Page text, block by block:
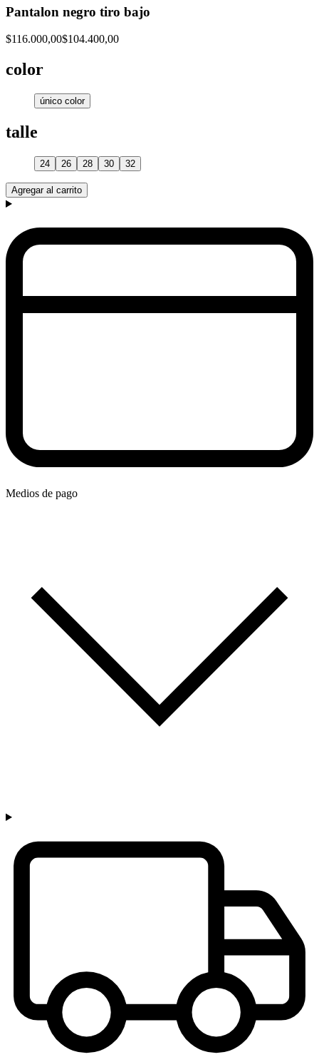
Pantalon negro tiro bajo
$116.000,00$104.400,00
color
único color
talle
24 26 28 30 32
Agregar al carrito
Medios de pago